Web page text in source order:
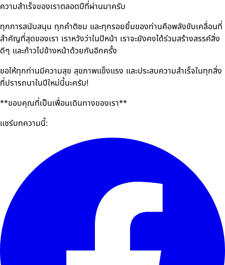
ความสำเร็จของเราตลอดปีที่ผ่านมาครับ
ทุกการสนับสนุน ทุกคำติชม และทุกรอยยิ้มของท่านคือพลังขับเคลื่อนที่
สำคัญที่สุดของเรา เราหวังว่าในปีหน้า เราจะยังคงได้ร่วมสร้างสรรค์สิ่ง
ดีๆ และก้าวไปข้างหน้าด้วยกันอีกครั้ง
ขอให้ทุกท่านมีความสุข สุขภาพแข็งแรง และประสบความสำเร็จในทุกสิ่ง
ที่ปรารถนาในปีใหม่นี้นะครับ!
**ขอบคุณที่เป็นเพื่อนเดินทางของเรา**
แชร์บทความนี้: